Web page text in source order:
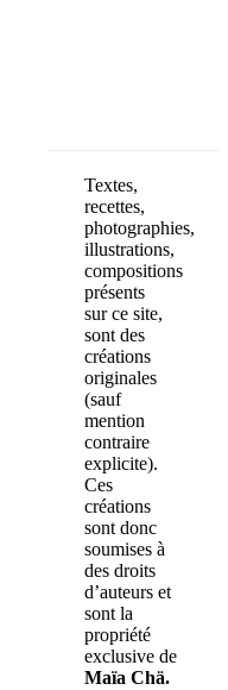
Textes,
recettes,
photographies,
illustrations,
compositions
présents
sur ce site,
sont des
créations
originales
(sauf
mention
contraire
explicite).
Ces
créations
sont donc
soumises à
des droits
d’auteurs et
sont la
propriété
exclusive de
Maïa Chä.